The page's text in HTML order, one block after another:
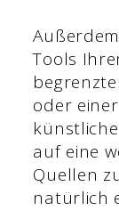
Tools
oder
auf eine
Quellen
natürlich